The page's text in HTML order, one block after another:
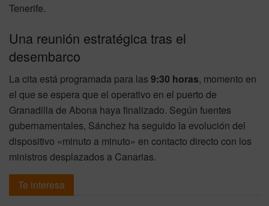
Tenerife.
Una reunión estratégica tras el
desembarco
La cita está programada para las 9:30 horas, momento en
el que se espera que el operativo en el puerto de
Granadilla de Abona haya finalizado. Según fuentes
gubernamentales, Sánchez ha seguido la evolución del
dispositivo «minuto a minuto» en contacto directo con los
ministros desplazados a Canarias.
Te interesa